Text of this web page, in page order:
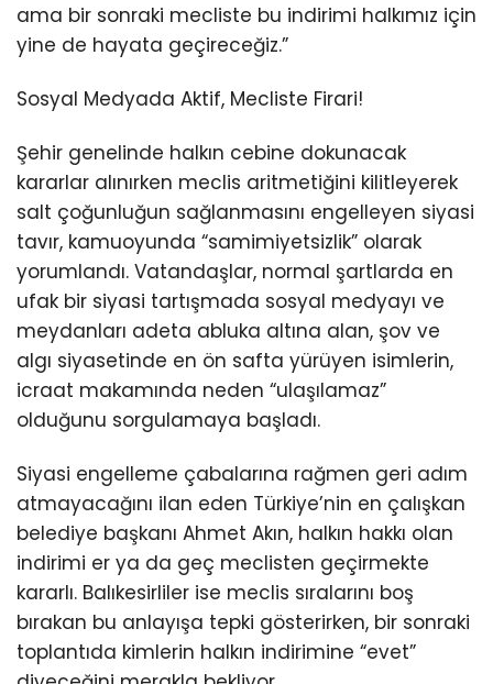
ama bir sonraki mecliste bu indirimi halkımız için
yine de hayata geçireceğiz.”
Sosyal Medyada Aktif, Mecliste Firari!
Şehir genelinde halkın cebine dokunacak
kararlar alınırken meclis aritmetiğini kilitleyerek
salt çoğunluğun sağlanmasını engelleyen siyasi
tavır, kamuoyunda “samimiyetsizlik” olarak
yorumlandı. Vatandaşlar, normal şartlarda en
ufak bir siyasi tartışmada sosyal medyayı ve
meydanları adeta abluka altına alan, şov ve
algı siyasetinde en ön safta yürüyen isimlerin,
icraat makamında neden “ulaşılamaz”
olduğunu sorgulamaya başladı.
Siyasi engelleme çabalarına rağmen geri adım
atmayacağını ilan eden Türkiye’nin en çalışkan
belediye başkanı Ahmet Akın, halkın hakkı olan
indirimi er ya da geç meclisten geçirmekte
kararlı. Balıkesirliler ise meclis sıralarını boş
bırakan bu anlayışa tepki gösterirken, bir sonraki
toplantıda kimlerin halkın indirimine “evet”